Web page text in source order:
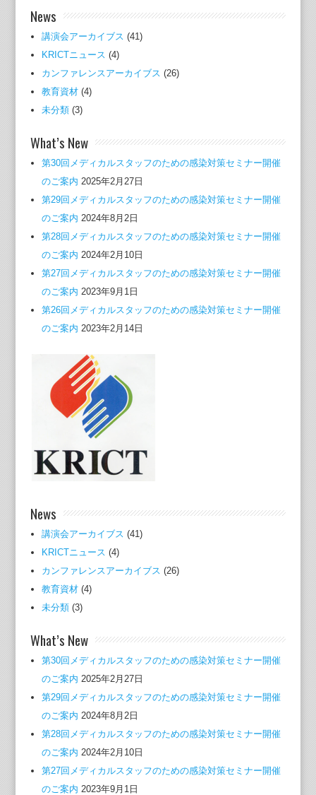
News
講演会アーカイブス (41)
KRICTニュース (4)
カンファレンスアーカイブス (26)
教育資材(4)
未分類(3)
What’s New
第30回メディカルスタッフのための感染対策セミナー開催
のご案内 2025年2月27日
第29回メディカルスタッフのための感染対策セミナー開催
のご案内 2024年8月2日
第28回メディカルスタッフのための感染対策セミナー開催
のご案内 2024年2月10日
第27回メディカルスタッフのための感染対策セミナー開催
のご案内 2023年9月1日
第26回メディカルスタッフのための感染対策セミナー開催
のご案内 2023年2月14日
News
講演会アーカイブス (41)
KRICTニュース (4)
カンファレンスアーカイブス (26)
教育資材(4)
未分類(3)
What’s New
第30回メディカルスタッフのための感染対策セミナー開催
のご案内 2025年2月27日
第29回メディカルスタッフのための感染対策セミナー開催
のご案内 2024年8月2日
第28回メディカルスタッフのための感染対策セミナー開催
のご案内 2024年2月10日
第27回メディカルスタッフのための感染対策セミナー開催
のご案内 2023年9月1日